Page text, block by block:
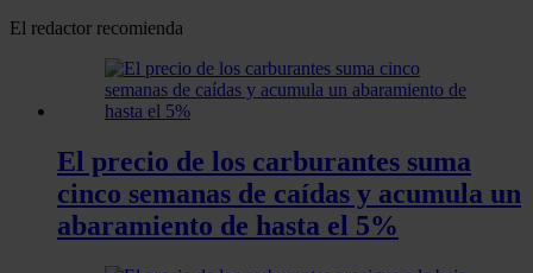
El redactor recomienda
El precio de los carburantes suma
cinco semanas de caídas y acumula un
abaramiento de hasta el 5%